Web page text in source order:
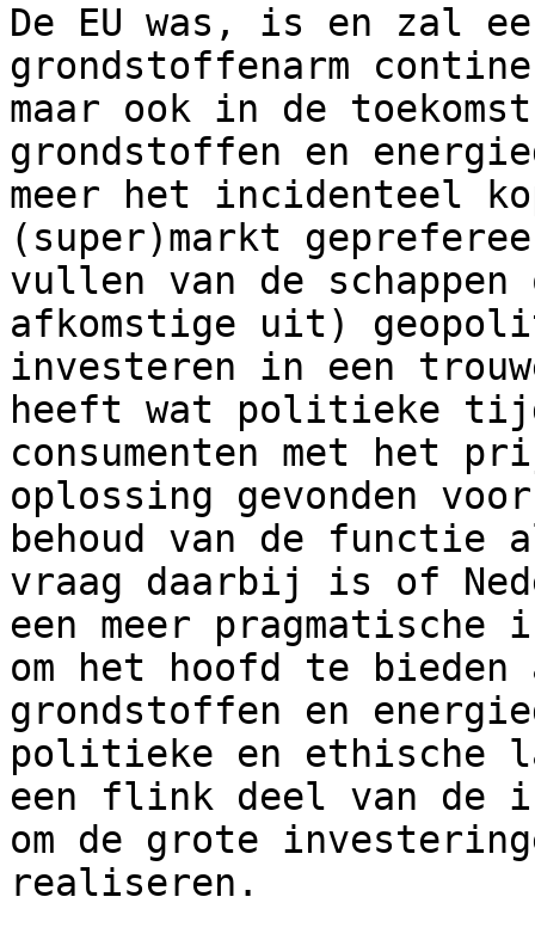
De EU was, is en zal
grondstoffenarm
maar ook in de
grondstoffen en
meer het incidenteel
(super)markt
vullen van de
afkomstige uit)
investeren in een
heeft wat politieke
consumenten met het
oplossing gevonden
behoud van de functie
vraag daarbij is of
een meer
om het hoofd te bieden
grondstoffen en
politieke en ethische
een flink deel van de
om de grote
realiseren.